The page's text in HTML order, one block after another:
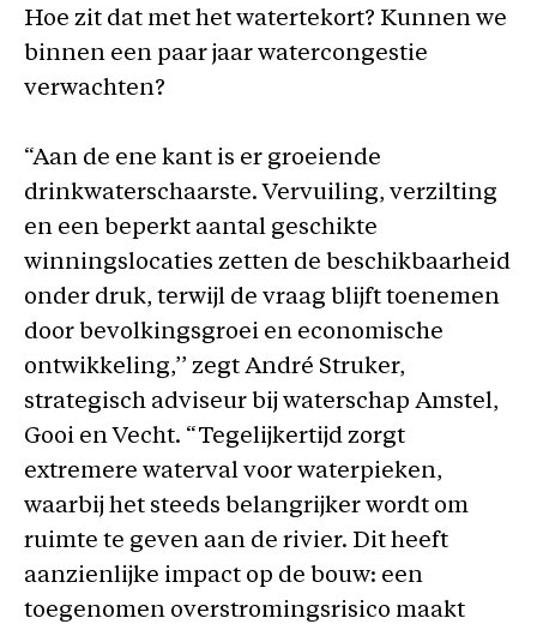
Hoe zit dat met het watertekort? Kunnen we
binnen een paar jaar watercongestie
verwachten?
“Aan de ene kant is er groeiende
drinkwaterschaarste. Vervuiling, verzilting
en een beperkt aantal geschikte
winningslocaties zetten de beschikbaarheid
onder druk, terwijl de vraag blijft toenemen
door bevolkingsgroei en economische
ontwikkeling,’’ zegt André Struker,
strategisch adviseur bij waterschap Amstel,
Gooi en Vecht. “Tegelijkertijd zorgt
extremere waterval voor waterpieken,
waarbij het steeds belangrijker wordt om
ruimte te geven aan de rivier. Dit heeft
aanzienlijke impact op de bouw: een
toegenomen overstromingsrisico maakt